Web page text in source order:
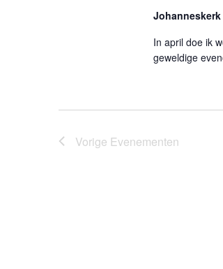
In april doe ik
geweldige
Vorige Evenementen